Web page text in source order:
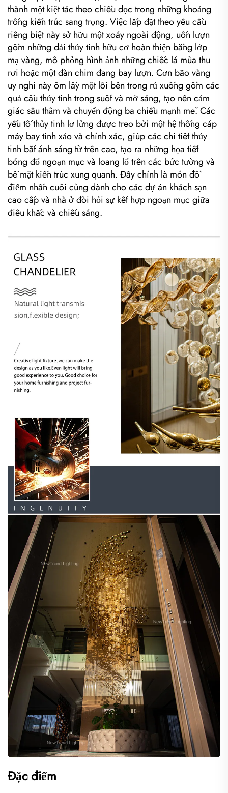
thành một kiệt tác theo chiều dọc trong những khoảng
trống kiến trúc sang trọng. Việc lắp đặt theo yêu cầu
riêng biệt này sở hữu một xoáy ngoài động, uốn lượn
gồm những dải thủy tinh hữu cơ hoàn thiện bằng lớp
mạ vàng, mô phỏng hình ảnh những chiếc lá mùa thu
rơi hoặc một đàn chim đang bay lượn. Cơn bão vàng
uy nghi này ôm lấy một lõi bên trong rủ xuống gồm các
quả cầu thủy tinh trong suốt và mờ sáng, tạo nên cảm
giác sâu thẳm và chuyển động ba chiều mạnh mẽ. Các
yếu tố thủy tinh lơ lửng được treo bởi một hệ thống cáp
máy bay tinh xảo và chính xác, giúp các chi tiết thủy
tinh bắt ánh sáng từ trên cao, tạo ra những họa tiết
bóng đổ ngoạn mục và loang lổ trên các bức tường và
bề mặt kiến trúc xung quanh. Đây chính là món đồ
điểm nhấn cuối cùng dành cho các dự án khách sạn
cao cấp và nhà ở đòi hỏi sự kết hợp ngoạn mục giữa
điêu khắc và chiếu sáng.
Đặc điểm